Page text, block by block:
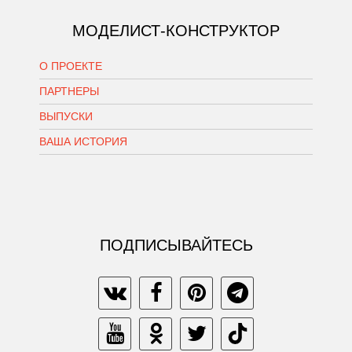
МОДЕЛИСТ-КОНСТРУКТОР
О ПРОЕКТЕ
ПАРТНЕРЫ
ВЫПУСКИ
ВАША ИСТОРИЯ
ПОДПИСЫВАЙТЕСЬ